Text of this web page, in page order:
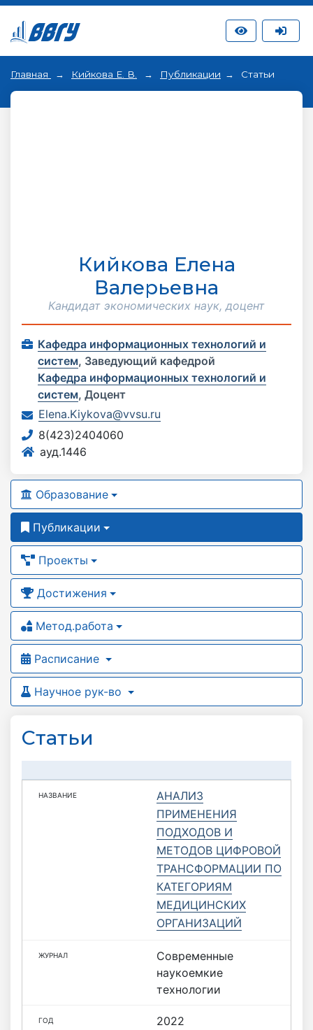
Главная Кийкова Е. В. Публикации Статьи
Кийкова Елена
Валерьевна
Кандидат экономических наук, доцент
Кафедра информационных технологий и
систем, Заведующий кафедрой
Кафедра информационных технологий и
систем, Доцент
Elena.Kiykova@vvsu.ru
8(423)2404060
ауд.1446
Образование
Публикации
Проекты
Достижения
Метод.работа
Расписание
Научное рук-во
Статьи
АНАЛИЗ
ПРИМЕНЕНИЯ
ПОДХОДОВ И
МЕТОДОВ ЦИФРОВОЙ
ТРАНСФОРМАЦИИ ПО
КАТЕГОРИЯМ
МЕДИЦИНСКИХ
ОРГАНИЗАЦИЙ
Современные
наукоемкие
технологии
2022